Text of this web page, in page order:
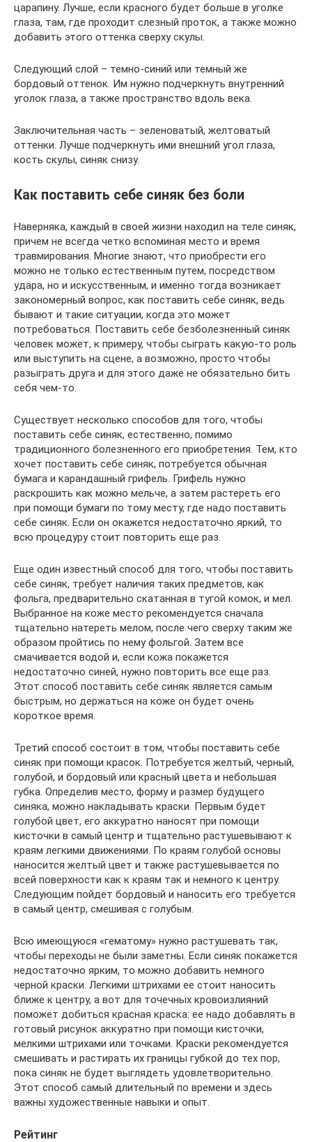
царапину. Лучше, если красного будет больше в уголке
глаза, там, где проходит слезный проток, а также можно
добавить этого оттенка сверху скулы.
Следующий слой – темно-синий или темный же
бордовый оттенок. Им нужно подчеркнуть внутренний
уголок глаза, а также пространство вдоль века.
Заключительная часть – зеленоватый, желтоватый
оттенки. Лучше подчеркнуть ими внешний угол глаза,
кость скулы, синяк снизу.
Как поставить себе синяк без боли
Наверняка, каждый в своей жизни находил на теле синяк,
причем не всегда четко вспоминая место и время
травмирования. Многие знают, что приобрести его
можно не только естественным путем, посредством
удара, но и искусственным, и именно тогда возникает
закономерный вопрос, как поставить себе синяк, ведь
бывают и такие ситуации, когда это может
потребоваться. Поставить себе безболезненный синяк
человек может, к примеру, чтобы сыграть какую-то роль
или выступить на сцене, а возможно, просто чтобы
разыграть друга и для этого даже не обязательно бить
себя чем-то.
Существует несколько способов для того, чтобы
поставить себе синяк, естественно, помимо
традиционного болезненного его приобретения. Тем, кто
хочет поставить себе синяк, потребуется обычная
бумага и карандашный грифель. Грифель нужно
раскрошить как можно мельче, а затем растереть его
при помощи бумаги по тому месту, где надо поставить
себе синяк. Если он окажется недостаточно яркий, то
всю процедуру стоит повторить еще раз.
Еще один известный способ для того, чтобы поставить
себе синяк, требует наличия таких предметов, как
фольга, предварительно скатанная в тугой комок, и мел.
Выбранное на коже место рекомендуется сначала
тщательно натереть мелом, после чего сверху таким же
образом пройтись по нему фольгой. Затем все
смачивается водой и, если кожа покажется
недостаточно синей, нужно повторить все еще раз.
Этот способ поставить себе синяк является самым
быстрым, но держаться на коже он будет очень
короткое время.
Третий способ состоит в том, чтобы поставить себе
синяк при помощи красок. Потребуется желтый, черный,
голубой, и бордовый или красный цвета и небольшая
губка. Определив место, форму и размер будущего
синяка, можно накладывать краски. Первым будет
голубой цвет, его аккуратно наносят при помощи
кисточки в самый центр и тщательно растушевывают к
краям легкими движениями. По краям голубой основы
наносится желтый цвет и также растушевывается по
всей поверхности как к краям так и немного к центру.
Следующим пойдет бордовый и наносить его требуется
в самый центр, смешивая с голубым.
Всю имеющуюся «гематому» нужно растушевать так,
чтобы переходы не были заметны. Если синяк покажется
недостаточно ярким, то можно добавить немного
черной краски. Легкими штрихами ее стоит наносить
ближе к центру, а вот для точечных кровоизлияний
поможет добиться красная краска: ее надо добавлять в
готовый рисунок аккуратно при помощи кисточки,
мелкими штрихами или точками. Краски рекомендуется
смешивать и растирать их границы губкой до тех пор,
пока синяк не будет выглядеть удовлетворительно.
Этот способ самый длительный по времени и здесь
важны художественные навыки и опыт.
Рейтинг